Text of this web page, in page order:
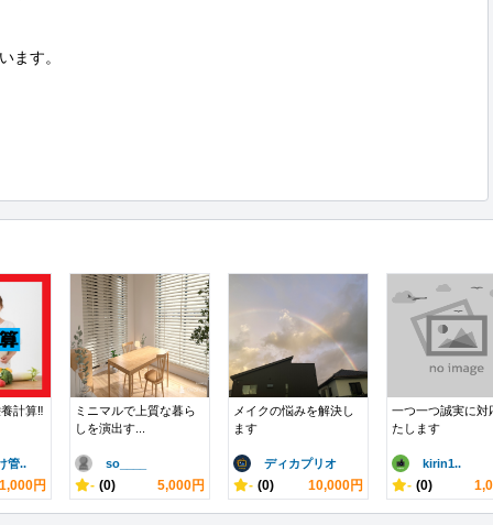
ます。
計算‼
管..
1,000円
ミニマルで上質な暮ら
しを演出す...
so____
- (0) 5,000円
メイクの悩みを解決し
ます
ディカプリオ
- (0) 10,000円
一つ一つ誠実に対
たします
kirin1..
- (0)